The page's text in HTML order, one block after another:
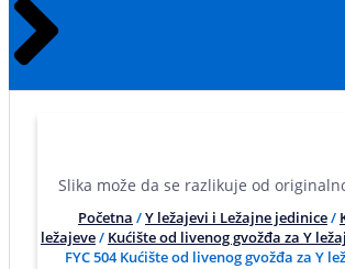
Slika može da se razlikuje od
Početna /Y ležajevi i Ležajne jedinice/
ležajeve/ Kućište od livenog gvožđa za Y
FYC 504 Kućište od livenog gvožđa za Y